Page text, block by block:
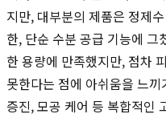
지만, 대부분의 제품은 정제
한, 단순 수분 공급 기능에 그
한 용량에 만족했지만, 점차
못한다는 점에 아쉬움을 느
증진, 모공 케어 등 복합적인